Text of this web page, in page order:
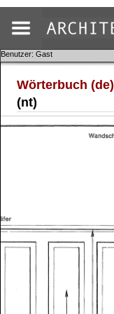
Benutzer: Gast
Wörterbuch (de)
(nt)